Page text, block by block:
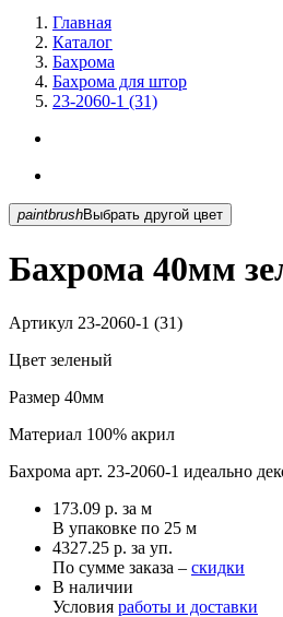
Главная
Каталог
Бахрома
Бахрома для штор
23-2060-1 (31)
paintbrush Выбрать другой цвет
Бахрома 40мм
Артикул 23-2060-1 (31)
Цвет зеленый
Размер 40мм
Материал 100% акрил
Бахрома арт. 23-2060-1 идеально
173.09 р. за м
В упаковке по 25 м
4327.25 р. за уп.
По сумме заказа – скидки
В наличии
Условия работы и доставки